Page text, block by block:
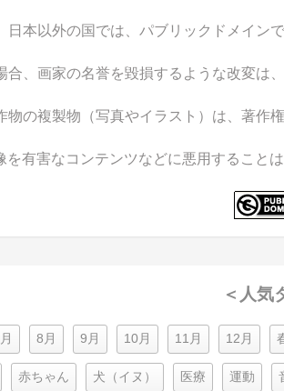
本以外の国では、パブリックドメイン
、画家の名誉を毀損するような改変は
の複製物（写真やイラスト）は、著作
有害なコンテンツなどに悪用すること
＜人気
8月 9月 10月 11月 12月
赤ちゃん 犬（イヌ） 医療 運動